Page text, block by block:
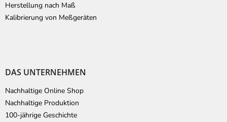
Herstellung nach Maß
Kalibrierung von Meßgeräten
DAS UNTERNEHMEN
Nachhaltige Online Shop
Nachhaltige Produktion
100-jährige Geschichte